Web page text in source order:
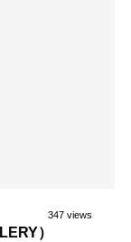
347 views
）